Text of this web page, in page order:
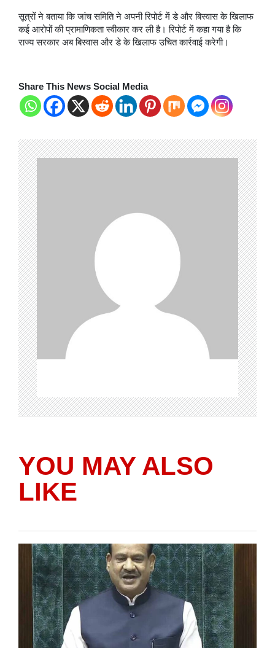
सूत्रों ने बताया कि जांच समिति ने अपनी रिपोर्ट में डे और बिस्वास के खिलाफ
कई आरोपों की प्रामाणिकता स्वीकार कर ली है। रिपोर्ट में कहा गया है कि
राज्य सरकार अब बिस्वास और डे के खिलाफ उचित कार्रवाई करेगी।
Share This News Social Media
YOU MAY ALSO
LIKE